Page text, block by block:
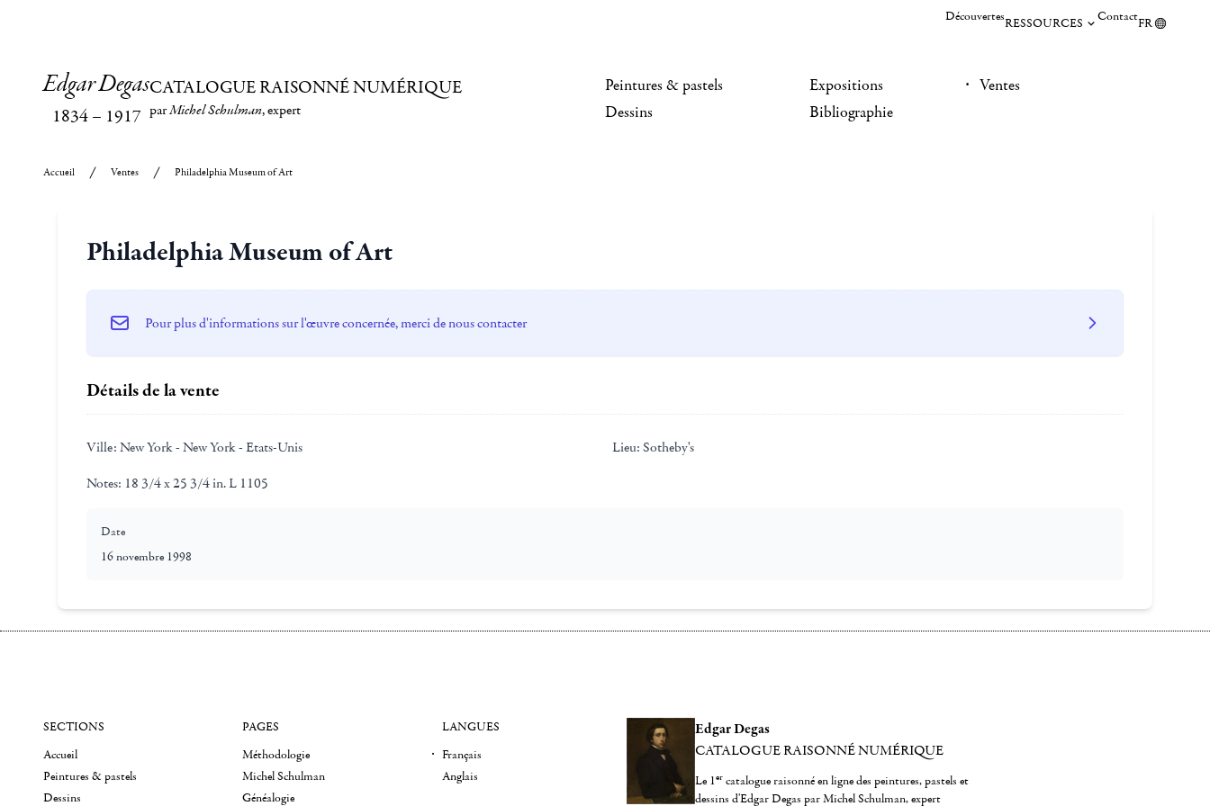
DécouvertesRESSOURCES ContactFR
Edgar Degas
1834– 1917
CATALOGUE RAISONNÉ NUMÉRIQUE
parMichel Schulman, expert
Peintures & pastels
Dessins
Expositions
Bibliographie
Ventes
Accueil Ventes Philadelphia Museum of Art
Philadelphia Museum of Art
Pour plus d'informations sur l'œuvre concernée, merci de nous contacter
Détails de la vente
Ville: New York - New York - Etats-Unis Lieu: Sotheby's
Notes: 18 3/4 x 25 3/4 in. L 1105
Date
16 novembre 1998
Edgar Degas
CATALOGUE RAISONNÉ NUMÉRIQUE
Le 1er catalogue raisonné en ligne des peintures, pastels et
dessins d'Edgar Degas par Michel Schulman, expert
SECTIONS
Accueil
Peintures & pastels
Dessins
PAGES
Méthodologie
Michel Schulman
Généalogie
LANGUES
Français
Anglais